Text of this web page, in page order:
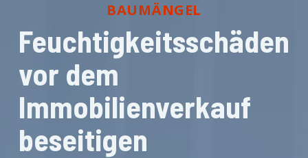
BAUMÄNGEL
Feuchtigkeitsschäden
vor dem
Immobilienverkauf
beseitigen